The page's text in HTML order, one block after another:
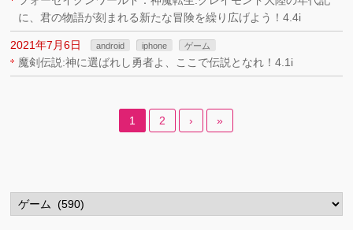
に、君の物語が刻まれる新たな冒険を繰り広げよう！4.4i
2021年7月6日 android iphone ゲーム
魔剣伝説:神に選ばれし勇者よ、ここで伝説となれ！4.1i
1 2 › »
カ
テ